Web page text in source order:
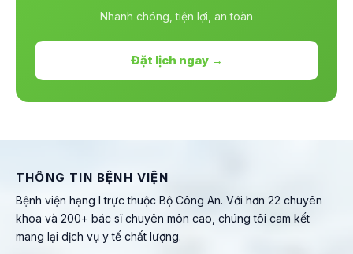
Nhanh chóng, tiện lợi, an toàn
Đặt lịch ngay →
THÔNG TIN BỆNH VIỆN
Bệnh viện hạng I trực thuộc Bộ Công An. Với hơn 22 chuyên
khoa và 200+ bác sĩ chuyên môn cao, chúng tôi cam kết
mang lại dịch vụ y tế chất lượng.